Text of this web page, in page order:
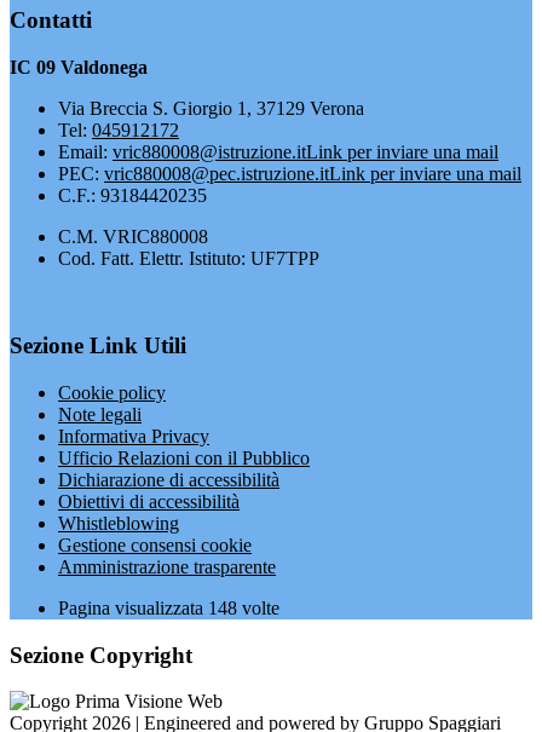
Contatti
IC 09 Valdonega
Via Breccia S. Giorgio 1, 37129 Verona
Tel: 045912172
Email: vric880008@istruzione.itLink per inviare una mail
PEC: vric880008@pec.istruzione.itLink per inviare una mail
C.F.: 93184420235
C.M. VRIC880008
Cod. Fatt. Elettr. Istituto: UF7TPP
Sezione Link Utili
Cookie policy
Note legali
Informativa Privacy
Ufficio Relazioni con il Pubblico
Dichiarazione di accessibilità
Obiettivi di accessibilità
Whistleblowing
Gestione consensi cookie
Amministrazione trasparente
Pagina visualizzata 148 volte
Sezione Copyright
Copyright 2026 | Engineered and powered by Gruppo Spaggiari